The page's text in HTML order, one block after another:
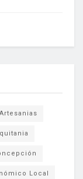
Artesanias
Local